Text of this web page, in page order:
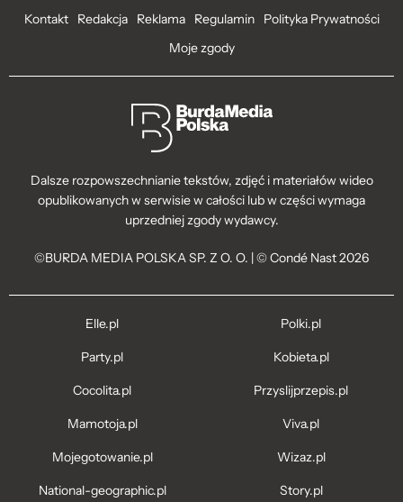
Kontakt Redakcja Reklama Regulamin
Polityka Prywatności
Moje zgody
Dalsze rozpowszechnianie tekstów, zdjęć i materiałów wideo
opublikowanych w serwisie w całości lub w części wymaga
uprzedniej zgody wydawcy.
©BURDA MEDIA POLSKA SP. Z O. O. | © Condé Nast 2026
Elle.pl
Party.pl
Cocolita.pl
Mamotoja.pl
Mojegotowanie.pl
National-geographic.pl
Polki.pl
Kobieta.pl
Przyslijprzepis.pl
Viva.pl
Wizaz.pl
Story.pl